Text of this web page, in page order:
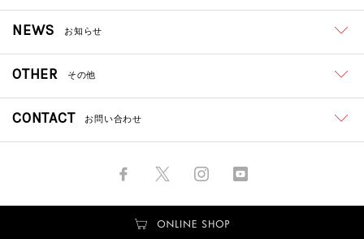
NEWS お知らせ
OTHER その他
CONTACT お問い合わせ